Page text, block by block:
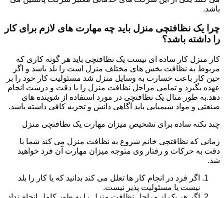
باشد.
چرا یک نظافتچی منزل باید چه مهارت های لازم برای کار
را داشته باشد؟
کار منزل کار ساده ای نیست یک نظافتچی باید هر گونه کاری که
مربوط به نظافت بخش های مختلف منزل است را بلد باشد و اگر
حین کار باعث خسارت به وسایل منزل شد مسئولیت کار خود را بر
عهده بگیرد و تمامی مراحل نظافت منزل را با دقت و درست انجام
دهد.به طور مثال یک نظافتچی در مورد استفاده از شوینده های
صنعتی و مواد شیمیایی باید آگاهی دانش و تجربه کافی داشته باشد.
چند نکته ساده برای تشخیص میزان مهارت یک نظافتچی منزل
زمانی که نظافتچی خانم شروع به نظافت منزل می کند شما با
دقت به حرکات و رفتار وی متوجه میزان مهارت آن فرد خواهید
شد.
اگر فرد در انجام کار ها تعلل می کند بدانید که یا کار را بلد
نیست یا مسئولیت پذیر نیست.